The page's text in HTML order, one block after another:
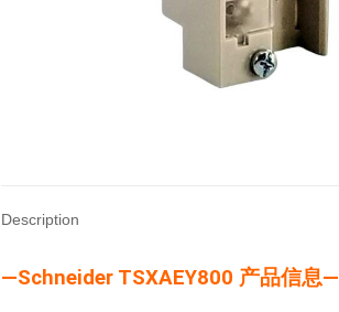
Description
—Schneider TSXAEY800 产品信息—